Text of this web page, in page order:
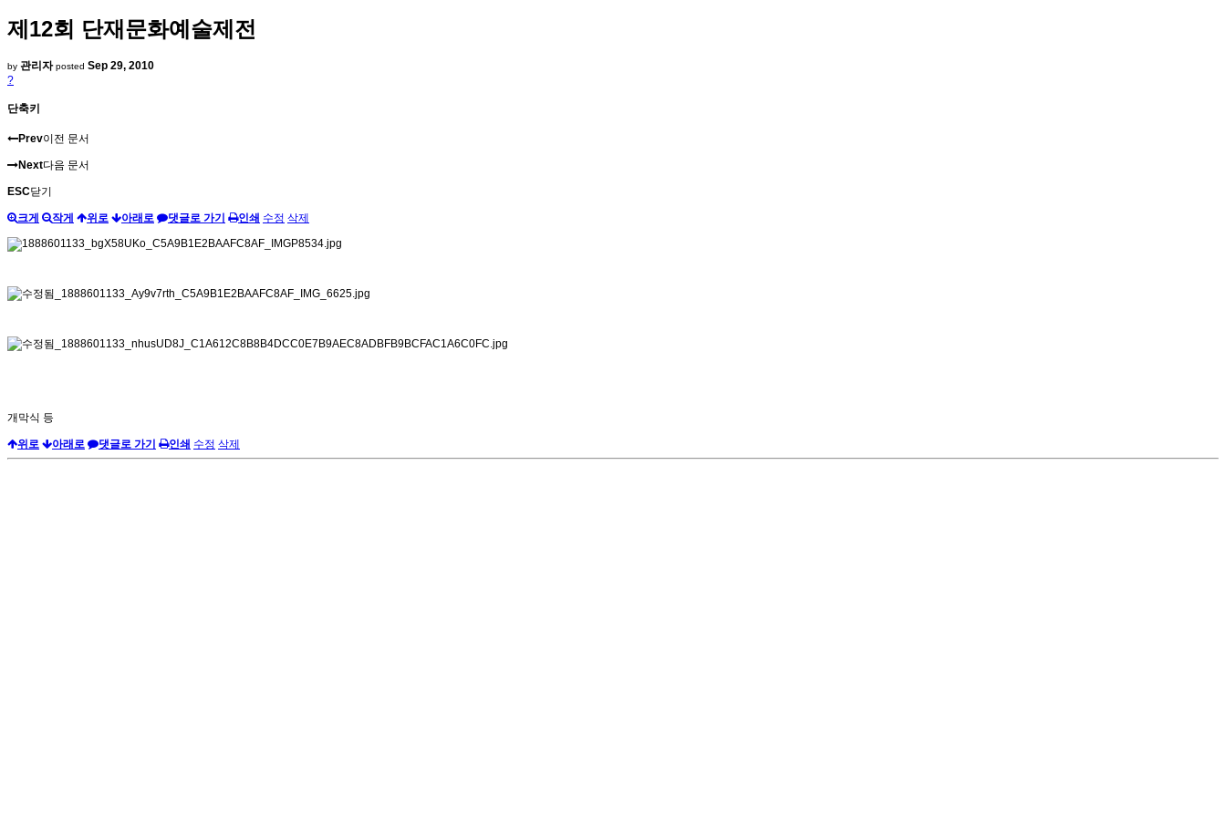
제12회 단재문화예술제전
by 관리자 posted Sep 29, 2010
?
단축키
Prev이전 문서
Next다음 문서
ESC닫기
크게 작게 위로 아래로 댓글로 가기 인쇄 수정 삭제
개막식 등
위로 아래로 댓글로 가기 인쇄 수정 삭제